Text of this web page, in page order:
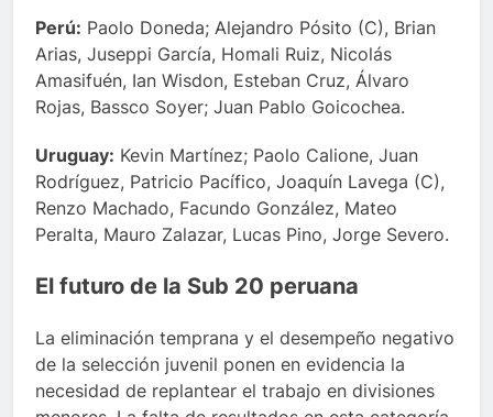
Perú: Paolo Doneda; Alejandro Pósito (C), Brian
Arias, Juseppi García, Homali Ruiz, Nicolás
Amasifuén, Ian Wisdon, Esteban Cruz, Álvaro
Rojas, Bassco Soyer; Juan Pablo Goicochea.
Uruguay: Kevin Martínez; Paolo Calione, Juan
Rodríguez, Patricio Pacífico, Joaquín Lavega (C),
Renzo Machado, Facundo González, Mateo
Peralta, Mauro Zalazar, Lucas Pino, Jorge Severo.
El futuro de la Sub 20 peruana
La eliminación temprana y el desempeño negativo
de la selección juvenil ponen en evidencia la
necesidad de replantear el trabajo en divisiones